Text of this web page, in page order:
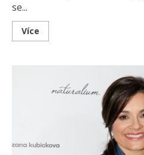
se...
Více
more
dovolené
provokuje
fanoušky.
nahoře